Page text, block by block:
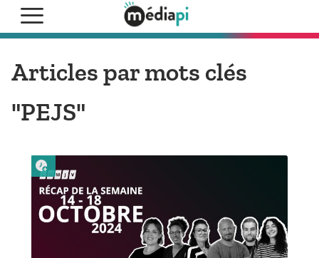
Articles par mots clés
"PEJS"